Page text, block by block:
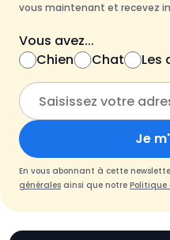
vous maintenant et recevez
Vous avez...
Chien
Chat Les
Je
En vous abonnant à cette
générales ainsi que notre